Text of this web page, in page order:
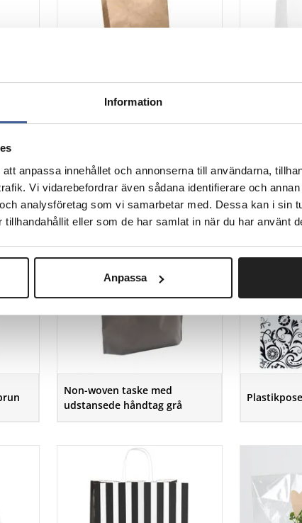
Information
anpassa innehållet och annonserna till användarna,
Vi vidarebefordrar även sådana identifierare och
analysföretag som vi samarbetar med. Dessa kan i sin
tillhandahållit eller som de har samlat in när du har använt
Anpassa
Non-woven taske med
udstansede håndtag grå